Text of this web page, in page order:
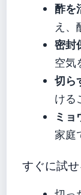
酢を
え、
密封
空気
切ら
ける
ミョ
家庭
すぐに試